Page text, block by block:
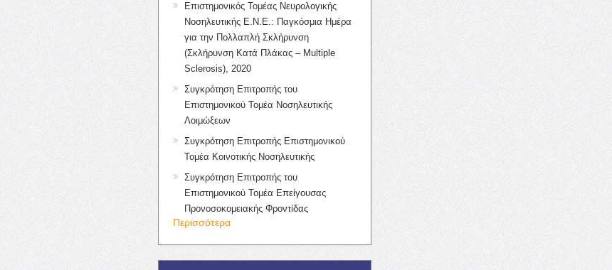
Επιστημονικός Τομέας Νευρολογικής
Νοσηλευτικής Ε.Ν.Ε.: Παγκόσμια Ημέρα
για την Πολλαπλή Σκλήρυνση
(Σκλήρυνση Κατά Πλάκας – Multiple
Sclerosis), 2020
Συγκρότηση Επιτροπής του
Επιστημονικού Τομέα Νοσηλευτικής
Λοιμώξεων
Συγκρότηση Επιτροπής Επιστημονικού
Τομέα Κοινοτικής Νοσηλευτικής
Συγκρότηση Επιτροπής του
Επιστημονικού Τομέα Επείγουσας
Προνοσοκομειακής Φροντίδας
Περισσότερα